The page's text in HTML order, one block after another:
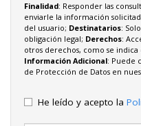
Finalidad: Responder las
enviarle la información
del usuario; Destinatarios:
obligación legal; Derechos:
otros derechos, como se
Información Adicional: Puede
de Protección de Datos en
He leído y acepto la